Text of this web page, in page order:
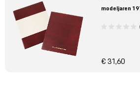
modeljaren
€ 31,60